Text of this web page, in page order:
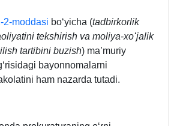
2-moddasi boʻyicha (tadbirkorlik
tekshirish va moliya-хoʻjalik
tartibini buzish) ma’muriy
bayonnomalarni
ham nazarda tutadi.